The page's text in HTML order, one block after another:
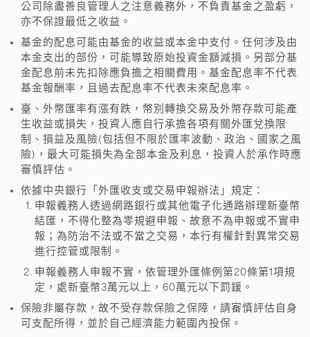
公司除盡善良管理人之注意義務外，不負責基金之盈虧，
亦不保證最低之收益。
基金的配息可能由基金的收益或本金中支付。任何涉及由
本金支出的部份，可能導致原始投資金額減損。另部分基
金配息前未先扣除應負擔之相關費用。基金配息率不代表
基金報酬率，且過去配息率不代表未來配息率。
臺、外幣匯率有漲有跌，幣別轉換交易及外幣存款可能產
生收益或損失，投資人應自行承擔各項有關外匯兌換限
制、損益及風險(包括但不限於匯率波動、政治、國家之風
險)，最大可能損失為全部本金及利息，投資人於承作時應
審慎評估。
依據中央銀行「外匯收支或交易申報辦法」規定：
申報義務人透過網路銀行或其他電子化通路辦理新臺幣
結匯，不得化整為零規避申報、故意不為申報或不實申
報；為防治不法或不當之交易，本行有權針對異常交易
進行控管或限制。
申報義務人申報不實，依管理外匯條例第20條第1項規
定，處新臺幣3萬元以上，60萬元以下罰鍰。
保險非屬存款，故不受存款保險之保障，請審慎評估自身
可支配所得，並於自己經濟能力範圍內投保。